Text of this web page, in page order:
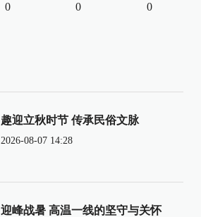
0 0 0
趣迎立秋时节 传承民俗文脉
2026-08-07 14:28
迎峰战暑 高温一线的坚守与关怀